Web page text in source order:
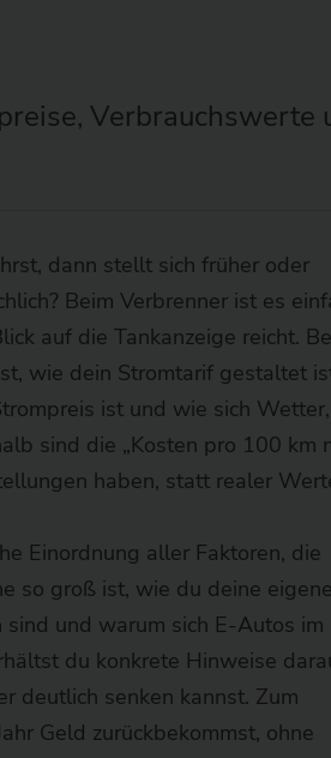
Verbrauchswerte
dann stellt sich früher oder
Beim Verbrenner ist es
auf die Tankanzeige reicht.
wie dein Stromtarif gestaltet
ist und wie sich Wetter,
sind die „Kosten pro 100 km
haben, statt realer
Einordnung aller Faktoren, die
so groß ist, wie du deine
und warum sich E-Autos im
du konkrete Hinweise
deutlich senken kannst. Zum
Geld zurückbekommst, ohne